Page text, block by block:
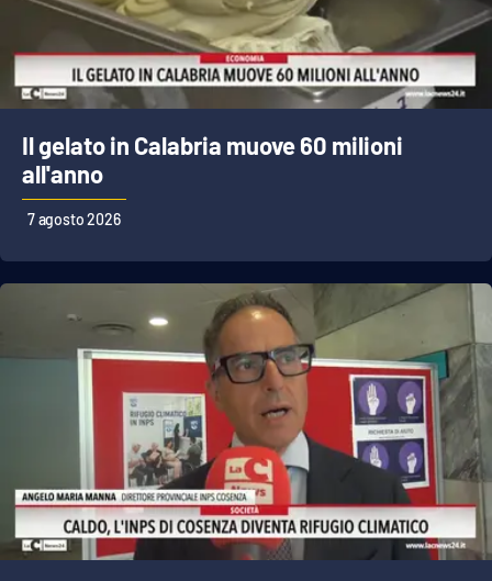
Il gelato in Calabria muove 60 milioni
all'anno
7 agosto 2026